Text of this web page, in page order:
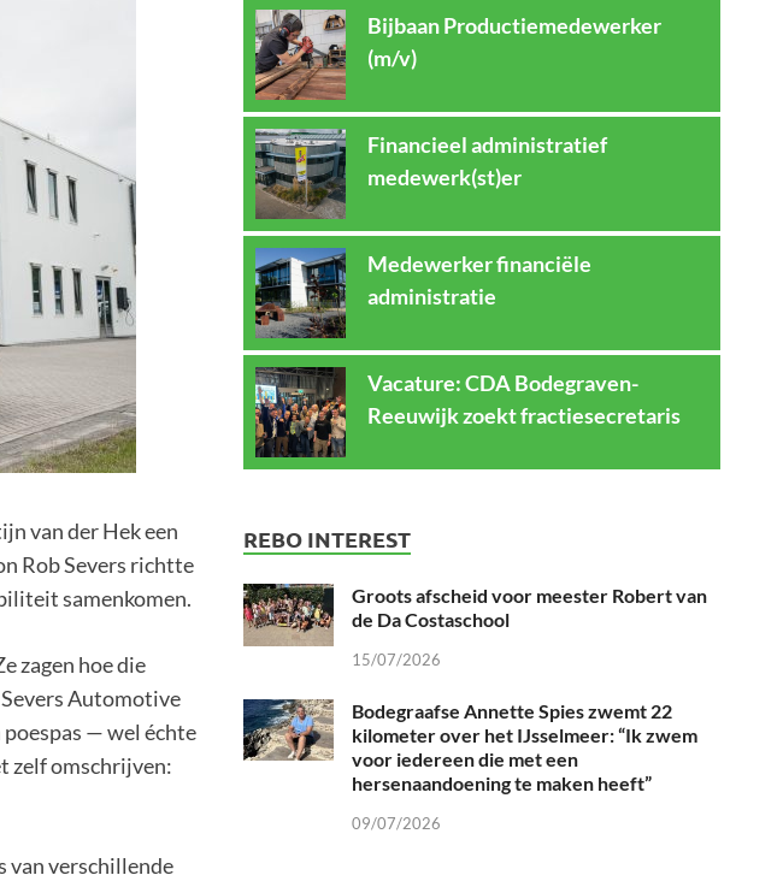
van der Hek een
Rob Severs richtte
samenkomen.
zagen hoe die
Automotive
poespas — wel échte
zelf omschrijven:
van verschillende
Bijbaan Productiemedewerker
(m/v)
Financieel administratief
medewerk(st)er
Medewerker financiële
administratie
Vacature: CDA Bodegraven-
Reeuwijk zoekt fractiesecretaris
REBO INTEREST
Groots afscheid voor meester Robert van
de Da Costaschool
15/07/2026
Bodegraafse Annette Spies zwemt 22
kilometer over het IJsselmeer: “Ik zwem
voor iedereen die met een
hersenaandoening te maken heeft”
09/07/2026